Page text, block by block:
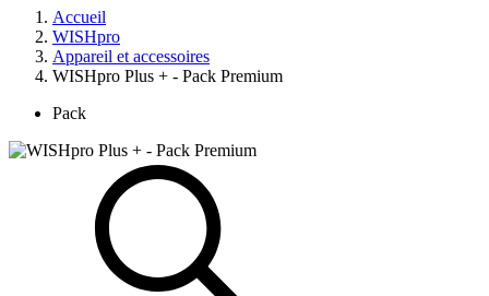
Accueil
WISHpro
Appareil et accessoires
WISHpro Plus + - Pack Premium
Pack